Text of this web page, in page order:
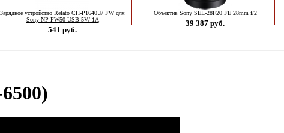
Зарядное устройство Relato CH-P1640U/ FW для
Sony NP-FW50 USB 5V/ 1A
541 руб.
Объектив Sony SEL-28F20 FE 28mm f/2
39 387 руб.